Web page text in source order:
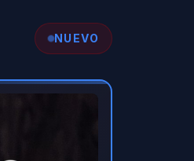
NUEVO